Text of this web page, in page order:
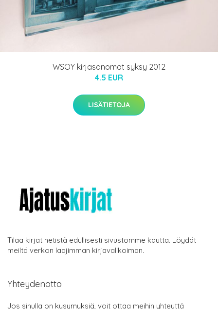
WSOY kirjasanomat syksy 2012
4.5 EUR
LISÄTIETOJA
Tilaa kirjat netistä edullisesti sivustomme kautta. Löydät
meiltä verkon laajimman kirjavalikoiman.
Yhteydenotto
Jos sinulla on kysymyksiä, voit ottaa meihin yhteyttä